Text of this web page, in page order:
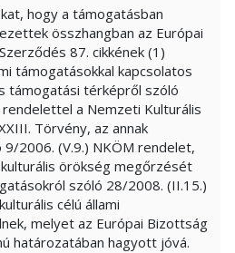
hogy a támogatásban
összhangban az Európai
87. cikkének (1)
támogatásokkal kapcsolatos
támogatási térképről szóló
a Nemzeti Kulturális
Törvény, az annak
2006. (V.9.) NKÖM rendelet,
örökség megőrzését
szóló 28/2008. (II.15.)
célú állami
melyet az Európai Bizottság
határozatában hagyott jóvá.